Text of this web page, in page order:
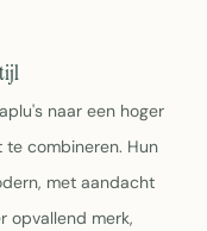
naar een hoger
combineren. Hun
met aandacht
opvallend merk,